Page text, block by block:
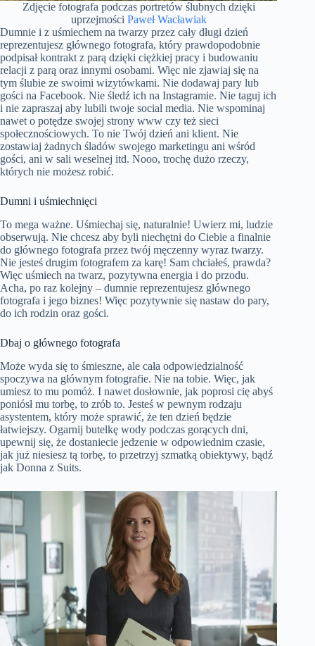
Zdjęcie fotografa podczas portretów ślubnych dzięki
uprzejmości Paweł Wacławiak
Dumnie i z uśmiechem na twarzy przez cały długi dzień
reprezentujesz głównego fotografa, który prawdopodobnie
podpisał kontrakt z parą dzięki ciężkiej pracy i budowaniu
relacji z parą oraz innymi osobami. Więc nie zjawiaj się na
tym ślubie ze swoimi wizytówkami. Nie dodawaj pary lub
gości na Facebook. Nie śledź ich na Instagramie. Nie taguj ich
i nie zapraszaj aby lubili twoje social media. Nie wspominaj
nawet o potędze swojej strony www czy też sieci
społecznościowych. To nie Twój dzień ani klient. Nie
zostawiaj żadnych śladów swojego marketingu ani wśród
gości, ani w sali weselnej itd. Nooo, trochę dużo rzeczy,
których nie możesz robić.
Dumni i uśmiechnięci
To mega ważne. Uśmiechaj się, naturalnie! Uwierz mi, ludzie
obserwują. Nie chcesz aby byli niechętni do Ciebie a finalnie
do głównego fotografa przez twój męczenny wyraz twarzy.
Nie jesteś drugim fotografem za karę! Sam chciałeś, prawda?
Więc uśmiech na twarz, pozytywna energia i do przodu.
Acha, po raz kolejny – dumnie reprezentujesz głównego
fotografa i jego biznes! Więc pozytywnie się nastaw do pary,
do ich rodzin oraz gości.
Dbaj o głównego fotografa
Może wyda się to śmieszne, ale cała odpowiedzialność
spoczywa na głównym fotografie. Nie na tobie. Więc, jak
umiesz to mu pomóż. I nawet dosłownie, jak poprosi cię abyś
poniósł mu torbę, to zrób to. Jesteś w pewnym rodzaju
asystentem, który może sprawić, że ten dzień będzie
łatwiejszy. Ogarnij butelkę wody podczas gorących dni,
upewnij się, że dostaniecie jedzenie w odpowiednim czasie,
jak już niesiesz tą torbę, to przetrzyj szmatką obiektywy, bądź
jak Donna z Suits.